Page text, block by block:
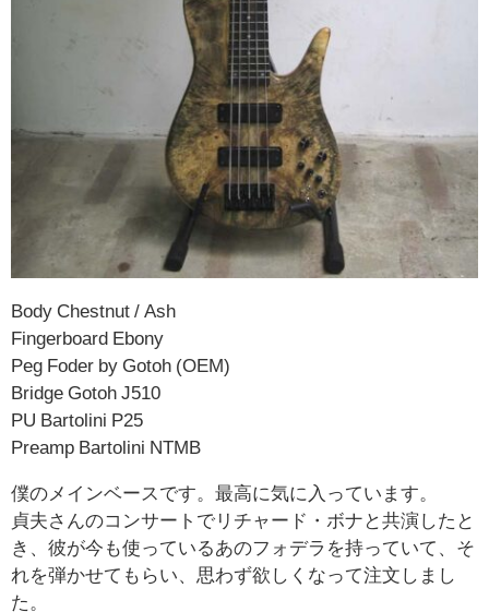
Body Chestnut / Ash
Fingerboard Ebony
Peg Foder by Gotoh (OEM)
Bridge Gotoh J510
PU Bartolini P25
Preamp Bartolini NTMB
僕のメインベースです。最高に気に入っています。
貞夫さんのコンサートでリチャード・ボナと共演したと
き、彼が今も使っているあのフォデラを持っていて、そ
れを弾かせてもらい、思わず欲しくなって注文しまし
た。